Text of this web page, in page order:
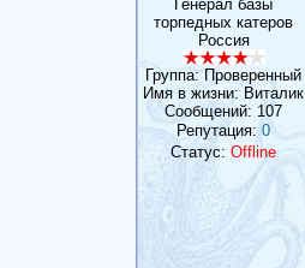
Генерал базы
торпедных катеров
Россия
Группа: Проверенный
Имя в жизни: Виталик
Сообщений: 107
Репутация: 0
Статус: Offline